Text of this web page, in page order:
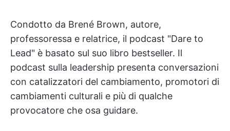
Condotto da Brené Brown, autore,
professoressa e relatrice, il podcast "Dare to
Lead" è basato sul suo libro bestseller. Il
podcast sulla leadership presenta conversazioni
con catalizzatori del cambiamento, promotori di
cambiamenti culturali e più di qualche
provocatore che osa guidare.